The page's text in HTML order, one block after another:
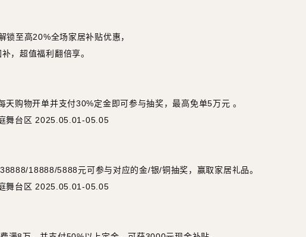
锁至高20%全场家居补贴优惠，
，超值福利翻倍享。
天购物开单并支付30%定金即可参与抽奖，最高免单5万元 。
舞台区 2025.05.01-05.05
18888/5888元可参与对应的金/银/铜抽奖，赢取家居礼品。
舞台区 2025.05.01-05.05